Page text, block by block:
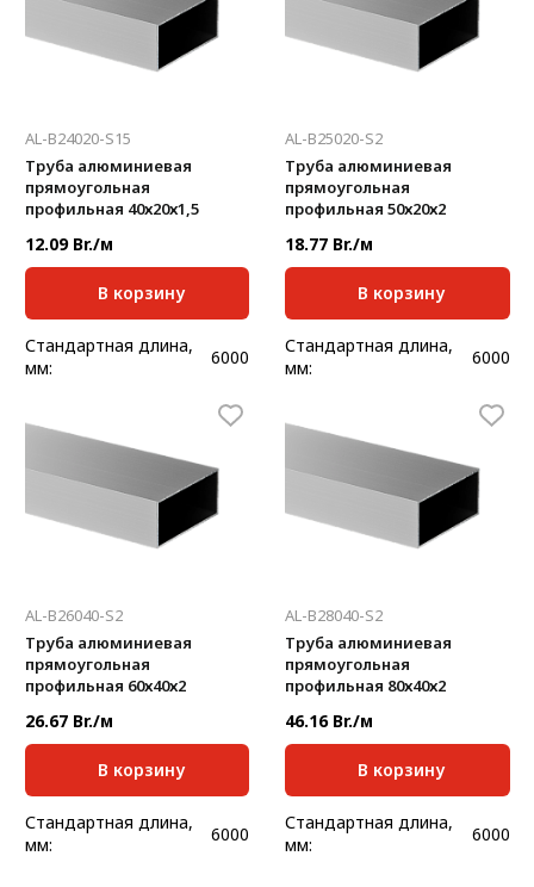
Толщина, мм:
Толщина, мм:
AL-B24020-S15
Труба алюминиевая
прямоугольная
профильная 40х20х1,5
12.09 Br./м
В корзину
Стандартная длина,
мм:
6000
Ширина, мм:
20
Высота, мм:
Толщина, мм:
AL-B25020-S2
Труба алюминиевая
прямоугольная
профильная 50х20х2
18.77 Br./м
В корзину
Стандартная длина,
мм:
6000
Ширина, мм:
20
Высота, мм:
Толщина, мм:
AL-B26040-S2
Труба алюминиевая
прямоугольная
профильная 60х40х2
26.67 Br./м
В корзину
Стандартная длина,
мм:
6000
AL-B28040-S2
Труба алюминиевая
прямоугольная
профильная 80х40х2
46.16 Br./м
В корзину
Стандартная длина,
мм:
6000